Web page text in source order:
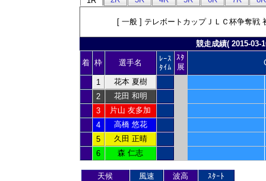
[ 一般 ] テレボートカップＪＬＣ
競走成績( 2015-03-
着 枠 選手名
ﾚｰｽ
ﾀｲﾑ
ｽﾀ
展
1
花本 夏樹
2
花田 和明
3
片山 友多加
4
高橋 悠花
5
久田 正晴
6
森 仁志
天候 風速 波高
ｽﾀｰﾄ